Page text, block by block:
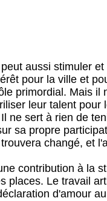
aussi stimuler
pour la ville et
primordial. Mais il
leur talent pour
ne sert à rien de
sa propre
changé, et
contribution à la
places. Le travail
d'amour